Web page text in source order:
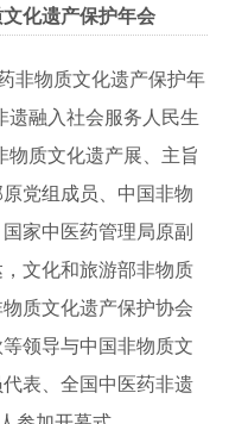
化遗产保护年会
物质文化遗产保护年
遗融入社会服务人民生
物质文化遗产展、主旨
党组成员、中国非物
家中医药管理局原副
文化和旅游部非物质
质文化遗产保护协会
领导与中国非物质文
表、全国中医药非遗